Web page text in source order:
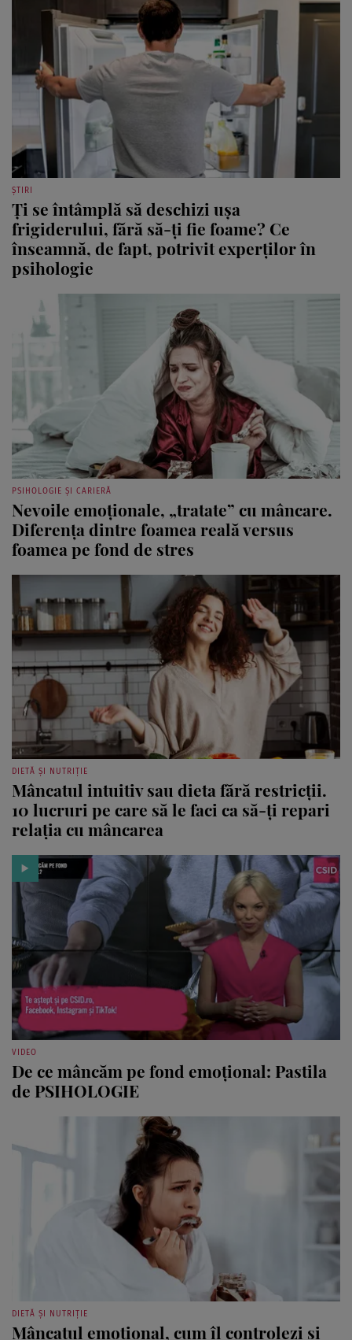
ȘTIRI
Ți se întâmplă să deschizi ușa
frigiderului, fără să-ți fie foame? Ce
înseamnă, de fapt, potrivit experților în
psihologie
PSIHOLOGIE ȘI CARIERĂ
Nevoile emoționale, „tratate” cu mâncare.
Diferența dintre foamea reală versus
foamea pe fond de stres
DIETĂ ȘI NUTRIȚIE
Mâncatul intuitiv sau dieta fără restricții.
10 lucruri pe care să le faci ca să-ți repari
relația cu mâncarea
VIDEO
De ce mâncăm pe fond emoțional: Pastila
de PSIHOLOGIE
DIETĂ ȘI NUTRIȚIE
Mâncatul emoțional, cum îl controlezi și